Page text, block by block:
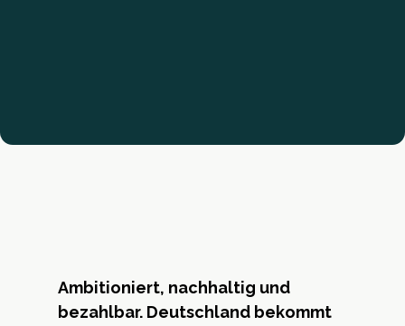
Ambitioniert, nachhaltig und
bezahlbar. Deutschland bekommt